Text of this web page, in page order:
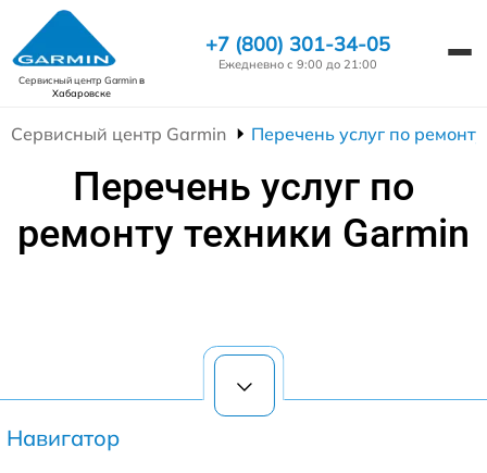
Сервисный центр Garminв
Хабаровске
+7 (800) 301-34-05
Ежедневно с 9:00 до 21:00
Сервисный центр Garmin Перечень услуг по
Перечень услуг по
ремонту техники Garmin
Навигатор